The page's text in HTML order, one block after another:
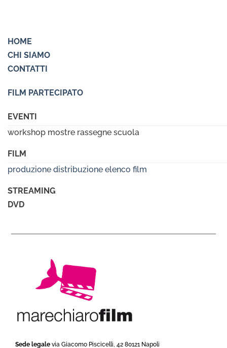
HOME
CHI SIAMO
CONTATTI
FILM PARTECIPATO
EVENTI
workshop mostre rassegne scuola
FILM
produzione distribuzione elenco film
STREAMING
DVD
Sede legale via Giacomo Piscicelli, 42 80121 Napoli